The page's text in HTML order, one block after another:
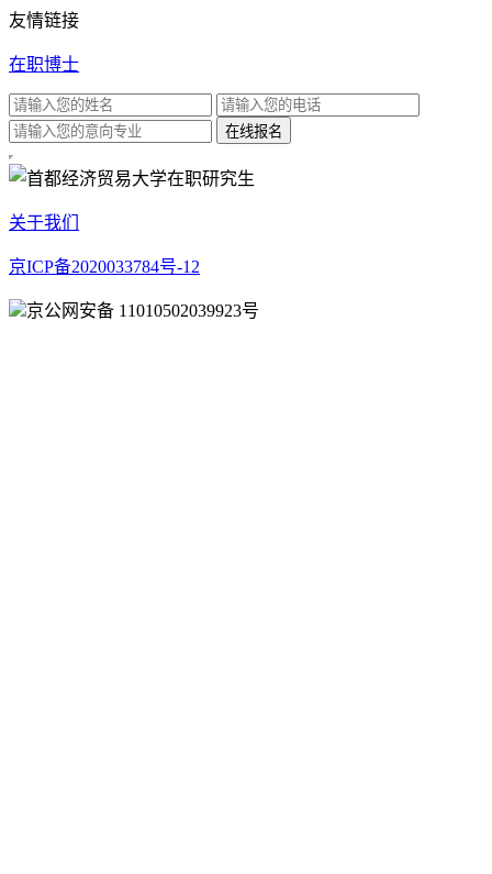
友情链接
在职博士
关于我们
京ICP备2020033784号-12
京公网安备 11010502039923号